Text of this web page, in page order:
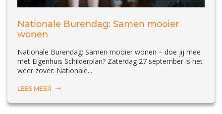
Nationale Burendag: Samen mooier
wonen
Nationale Burendag: Samen mooier wonen – doe jij mee
met Eigenhuis Schilderplan? Zaterdag 27 september is het
weer zover: Nationale...
LEES MEER